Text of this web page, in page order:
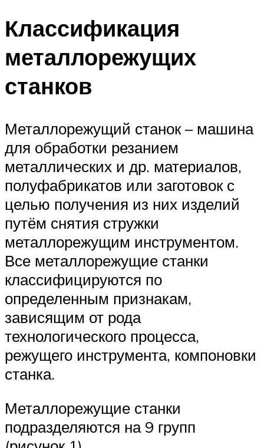
Классификация
металлорежущих
станков
Металлорежущий станок – машина
для обработки резанием
металлических и др. материалов,
полуфабрикатов или заготовок с
целью получения из них изделий
путём снятия стружки
металлорежущим инструментом.
Все металлорежущие станки
классифицируются по
определенным признакам,
зависящим от рода
технологического процесса,
режущего инструмента, компоновки
станка.
Металлорежущие станки
подразделяются на 9 групп